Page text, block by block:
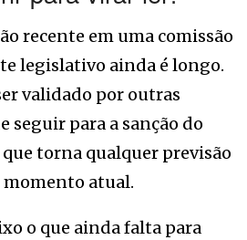
recente em uma comissão
legislativo ainda é longo.
validado por outras
seguir para a sanção do
torna qualquer previsão
atual.
o que ainda falta para